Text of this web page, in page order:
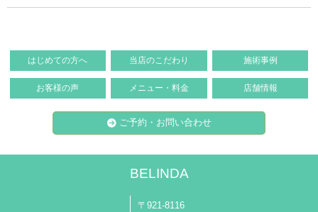
はじめての方へ 当店のこだわり 施術事例
お客様の声 メニュー・料金 店舗情報
ご予約・お問い合わせ
BELINDA
〒921-8116